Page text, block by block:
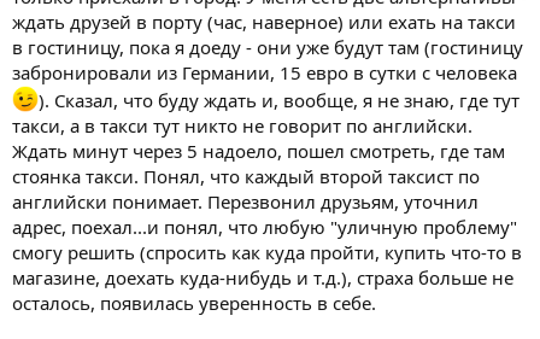
ждать друзей в порту (час, наверное) или ехать на такси
в гостиницу, пока я доеду - они уже будут там (гостиницу
забронировали из Германии, 15 евро в сутки с человека
). Сказал, что буду ждать и, вообще, я не знаю, где тут
такси, а в такси тут никто не говорит по английски.
Ждать минут через 5 надоело, пошел смотреть, где там
стоянка такси. Понял, что каждый второй таксист по
английски понимает. Перезвонил друзьям, уточнил
адрес, поехал...и понял, что любую "уличную проблему"
смогу решить (спросить как куда пройти, купить что-то в
магазине, доехать куда-нибудь и т.д.), страха больше не
осталось, появилась уверенность в себе.